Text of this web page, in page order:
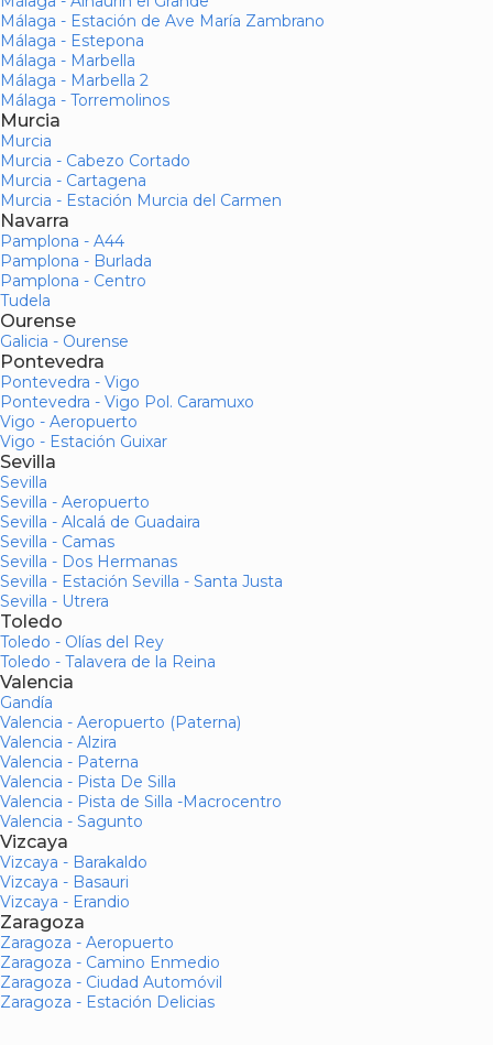
Málaga - Estación de Ave María Zambrano
Málaga - Estepona
Málaga - Marbella
Málaga - Marbella 2
Málaga - Torremolinos
Murcia
Murcia
Murcia - Cabezo Cortado
Murcia - Cartagena
Murcia - Estación Murcia del Carmen
Navarra
Pamplona - A44
Pamplona - Burlada
Pamplona - Centro
Tudela
Ourense
Galicia - Ourense
Pontevedra
Pontevedra - Vigo
Pontevedra - Vigo Pol. Caramuxo
Vigo - Aeropuerto
Vigo - Estación Guixar
Sevilla
Sevilla
Sevilla - Aeropuerto
Sevilla - Alcalá de Guadaira
Sevilla - Camas
Sevilla - Dos Hermanas
Sevilla - Estación Sevilla - Santa Justa
Sevilla - Utrera
Toledo
Toledo - Olías del Rey
Toledo - Talavera de la Reina
Valencia
Gandía
Valencia - Aeropuerto (Paterna)
Valencia - Alzira
Valencia - Paterna
Valencia - Pista De Silla
Valencia - Pista de Silla -Macrocentro
Valencia - Sagunto
Vizcaya
Vizcaya - Barakaldo
Vizcaya - Basauri
Vizcaya - Erandio
Zaragoza
Zaragoza - Aeropuerto
Zaragoza - Camino Enmedio
Zaragoza - Ciudad Automóvil
Zaragoza - Estación Delicias